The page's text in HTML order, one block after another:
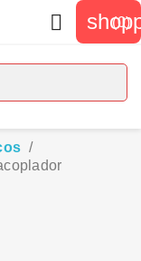
(0)
